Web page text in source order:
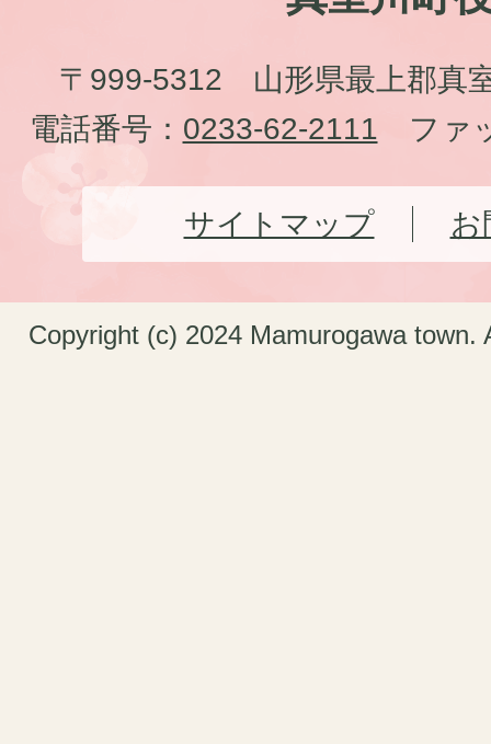
〒999-5312 山形県最上郡真
電話番号： 0233-62-2111 ファ
サイトマップ お
Copyright (c) 2024 Mamurogawa town.